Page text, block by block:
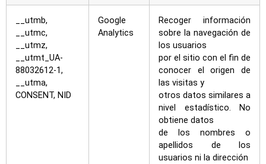
__utmb,
__utmc,
__utmz,
__utmt_UA-
88032612-1,
__utma,
CONSENT, NID
Google
Analytics
Recoger información
sobre la navegación de
los usuarios
por el sitio con el fin de
conocer el origen de
las visitas y
otros datos similares a
nivel estadístico. No
obtiene datos
de los nombres o
apellidos de los
usuarios ni la dirección